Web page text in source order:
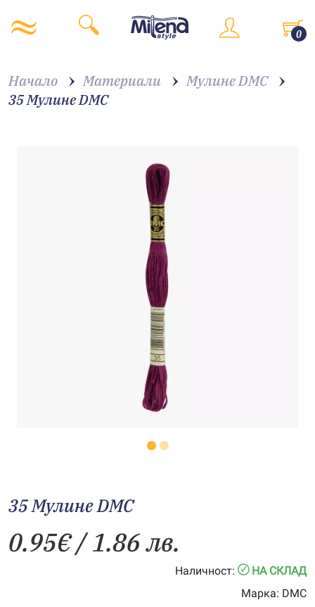
0
Начало Материали
Мулине DMC
35 Мулине DMC
35 Мулине DMC
0.95€/ 1.86 лв.
Наличност:
НА СКЛАД
Марка: DMC